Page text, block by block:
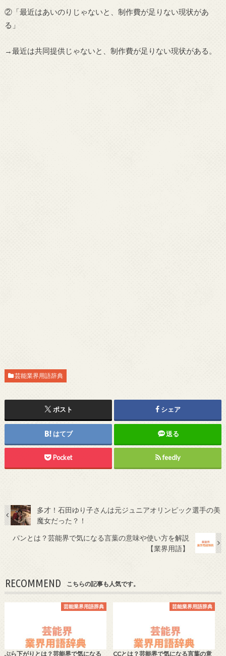
②「最近はあいのりじゃないと、制作費が足りない現状があ
る」
→最近は共同提供じゃないと、制作費が足りない現状がある。
芸能業界用語辞典
ポスト シェア
はてブ 送る
Pocket feedly
多才！石田ゆり子さんは元ジュニアオリンピック選手の美
魔女だった？！
パンとは？芸能界で気になる言葉の意味や使い方を解説
【業界用語】
RECOMMEND こちらの記事も人気です。
芸能業界用語辞典
ぶら下がりとは？芸能界で気になる
芸能業界用語辞典
CCとは？芸能界で気になる言葉の意